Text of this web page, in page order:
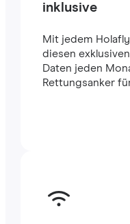
inklusive
Mit jedem
diesen
Daten jeden
Rettungsanker